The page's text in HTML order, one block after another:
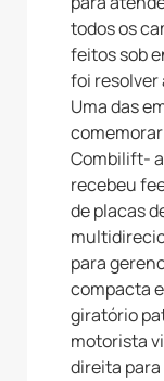
todos os
feitos sob
foi resolver
Uma das
Combilift-
recebeu
de placas
para
compacta
giratório
motorista
direita para